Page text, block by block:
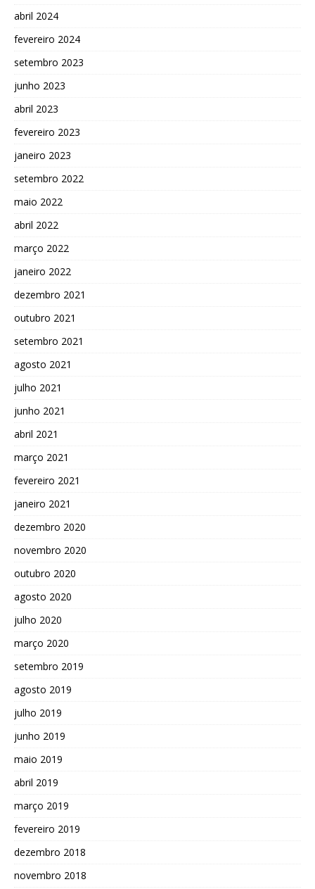
abril 2024
fevereiro 2024
setembro 2023
junho 2023
abril 2023
fevereiro 2023
janeiro 2023
setembro 2022
maio 2022
abril 2022
março 2022
janeiro 2022
dezembro 2021
outubro 2021
setembro 2021
agosto 2021
julho 2021
junho 2021
abril 2021
março 2021
fevereiro 2021
janeiro 2021
dezembro 2020
novembro 2020
outubro 2020
agosto 2020
julho 2020
março 2020
setembro 2019
agosto 2019
julho 2019
junho 2019
maio 2019
abril 2019
março 2019
fevereiro 2019
dezembro 2018
novembro 2018